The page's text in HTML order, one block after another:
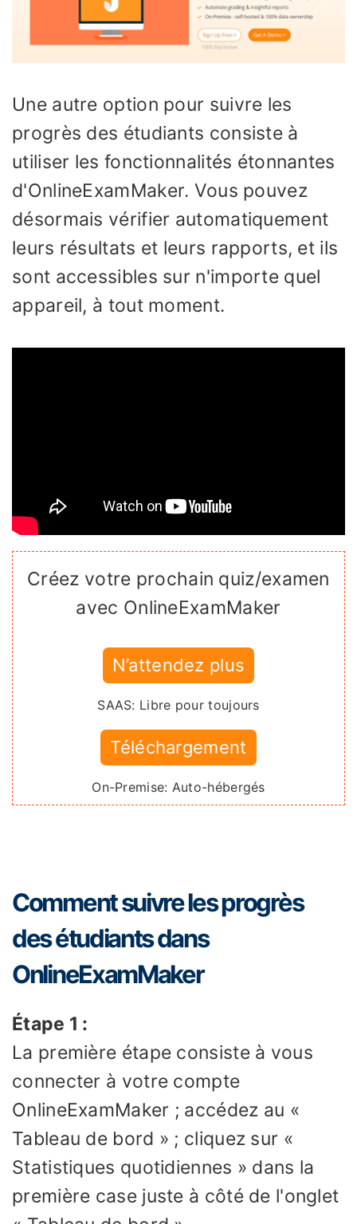
Une autre option pour suivre les
progrès des étudiants consiste à
utiliser les fonctionnalités étonnantes
d'OnlineExamMaker. Vous pouvez
désormais vérifier automatiquement
leurs résultats et leurs rapports, et ils
sont accessibles sur n'importe quel
appareil, à tout moment.
Créez votre prochain quiz/examen
avec OnlineExamMaker
N’attendez plus
SAAS: Libre pour toujours
Téléchargement
On-Premise: Auto-hébergés
Comment suivre les progrès
des étudiants dans
OnlineExamMaker
Étape 1 :
La première étape consiste à vous
connecter à votre compte
OnlineExamMaker ; accédez au «
Tableau de bord » ; cliquez sur «
Statistiques quotidiennes » dans la
première case juste à côté de l'onglet